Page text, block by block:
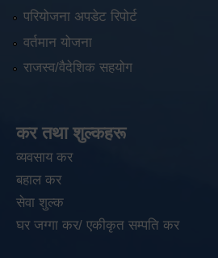
परियोजना अपडेट रिपोर्ट
वर्तमान योजना
राजस्व/वैदेशिक सहयोग
कर तथा शुल्कहरू
व्यवसाय कर
बहाल कर
सेवा शुल्क
घर जग्गा कर/ एकीकृत सम्पति कर